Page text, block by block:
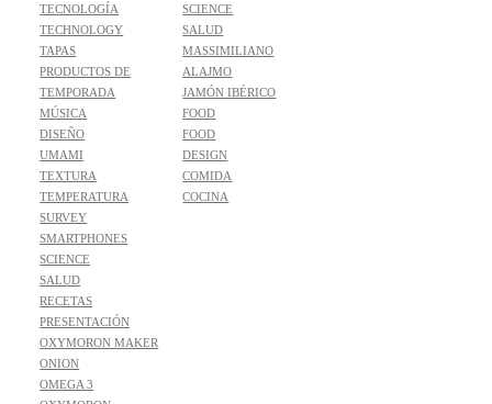
TECNOLOGÍA
TECHNOLOGY
TAPAS
PRODUCTOS DE
TEMPORADA
MÚSICA
DISEÑO
UMAMI
TEXTURA
TEMPERATURA
SURVEY
SMARTPHONES
SCIENCE
SALUD
RECETAS
PRESENTACIÓN
OXYMORON MAKER
ONION
OMEGA 3
SCIENCE
SALUD
MASSIMILIANO
ALAJMO
JAMÓN IBÉRICO
FOOD
FOOD
DESIGN
COMIDA
COCINA